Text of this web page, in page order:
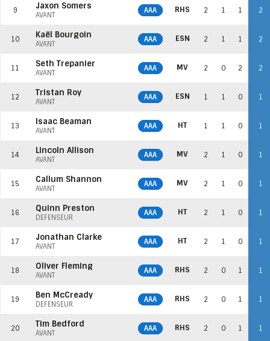
9 Jaxon Somers
AVANT
AAA RHS 2 1 1 2
10 Kaël Bourgoin
AVANT
AAA ESN 2 1 1 2
11 Seth Trepanier
AVANT
AAA MV 2 0 2 2
12 Tristan Roy
AVANT
AAA ESN 1 1 0 1
13 Isaac Beaman
AVANT
AAA HT 1 1 0 1
14 Lincoln Allison
AVANT
AAA MV 2 1 0 1
15 Callum Shannon
AVANT
AAA MV 2 1 0 1
16 Quinn Preston
DÉFENSEUR
AAA HT 2 1 0 1
17 Jonathan Clarke
AVANT
AAA HT 2 1 0 1
18 Oliver Fleming
AVANT
AAA RHS 2 0 1 1
19 Ben McCready
DÉFENSEUR
AAA RHS 2 0 1 1
20 Tim Bedford
AVANT
AAA RHS 2 0 1 1